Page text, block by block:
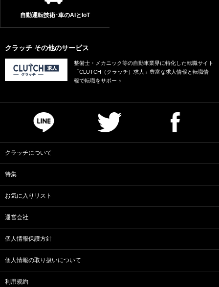
自動運転技術･車のAIとIoT
クラッチ その他のサービス
整備士・メカニック等の自動車業界に特化した転職サイト
「CLUTCH（クラッチ）求人」豊富な求人情報と転職情
報で転職をサポート
クラッチについて
特集
お気に入りリスト
運営会社
個人情報保護方針
個人情報の取り扱いについて
利用規約